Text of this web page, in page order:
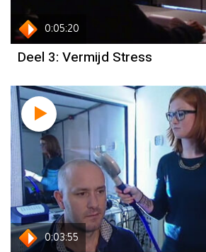
0:05:20
Deel 3: Vermijd Stress
0:03:55